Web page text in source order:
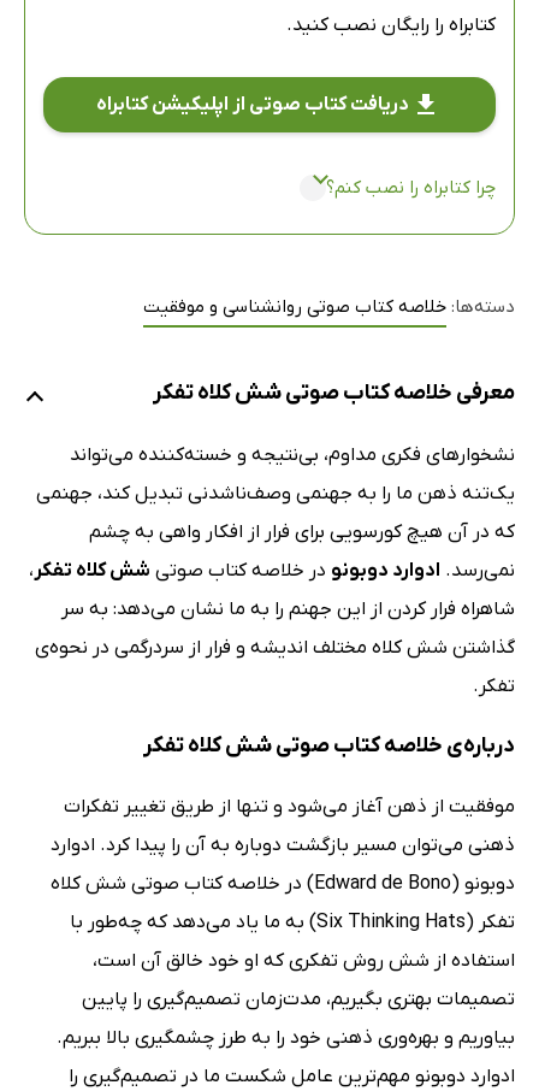
کتابراه را رایگان نصب کنید.
دریافت کتاب صوتی از اپلیکیشن کتابراه
چرا کتابراه را نصب کنم؟
دسته‌ها: خلاصه کتاب صوتی روانشناسی و موفقیت
معرفی خلاصه کتاب صوتی شش کلاه تفکر
نشخوارهای فکری مداوم، بی‌نتیجه و خسته‌کننده می‌تواند
یک‌تنه ذهن ما را به جهنمی وصف‌ناشدنی تبدیل کند، جهنمی
که در آن هیچ کورسویی برای فرار از افکار واهی به چشم
نمی‌رسد. ادوارد دوبونو در خلاصه کتاب صوتی شش کلاه تفکر،
شاهراه فرار کردن از این جهنم را به ما نشان می‌دهد: به سر
گذاشتن شش کلاه مختلف اندیشه و فرار از سردرگمی در نحوه‌ی
تفکر.
درباره‌ی خلاصه کتاب صوتی شش کلاه تفکر
موفقیت از ذهن آغاز می‌شود و تنها از طریق تغییر تفکرات
ذهنی می‌توان مسیر بازگشت دوباره به آن را پیدا کرد. ادوارد
دوبونو (Edward de Bono) در خلاصه کتاب صوتی شش کلاه
تفکر (Six Thinking Hats) به ما یاد می‌دهد که چه‌طور با
استفاده از شش روش تفکری که او خود خالق آن است،
تصمیمات بهتری بگیریم، مدت‌زمان تصمیم‌گیری را پایین
بیاوریم و بهره‌وری ذهنی خود را به طرز چشمگیری بالا ببریم.
ادوارد دوبونو مهم‌ترین عامل شکست ما در تصمیم‌گیری را